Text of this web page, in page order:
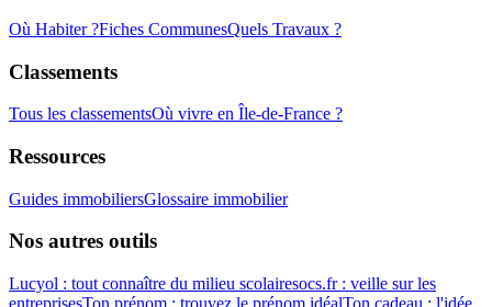
Où Habiter ?Fiches CommunesQuels Travaux ?
Classements
Tous les classementsOù vivre en Île-de-France ?
Ressources
Guides immobiliersGlossaire immobilier
Nos autres outils
Lucyol : tout connaître du milieu scolairesocs.fr : veille sur les
entreprisesTon prénom : trouvez le prénom idéalTon cadeau : l'idée